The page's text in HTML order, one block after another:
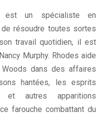
est un spécialiste en
résoudre toutes sortes
travail quotidien, il est
Murphy. Rhodes aide
dans des affaires
hantées, les esprits
et autres apparitions
farouche combattant du